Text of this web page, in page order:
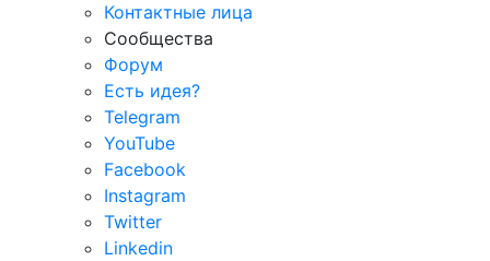
Контактные лица
Сообщества
Форум
Есть идея?
Telegram
YouTube
Facebook
Instagram
Twitter
Linkedin